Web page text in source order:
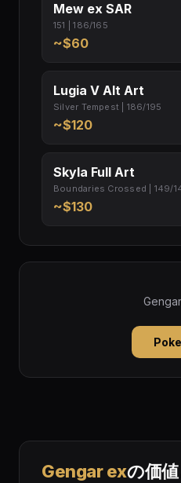
Mew ex SAR
151 | 186/165
~$60
Lugia V Alt Art
Silver Tempest | 186/195
~$120
Skyla Full Art
Boundaries Crossed | 149/
~$130
Gengar exの価